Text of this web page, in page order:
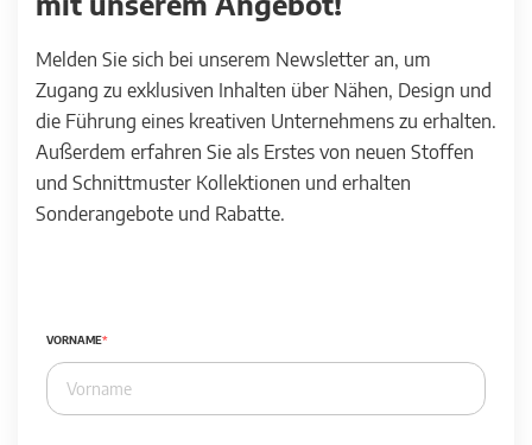
Melden Sie sich bei unserem Newsletter an, um
Zugang zu exklusiven Inhalten über Nähen, Design und
die Führung eines kreativen Unternehmens zu erhalten.
Außerdem erfahren Sie als Erstes von neuen Stoffen
und Schnittmuster Kollektionen und erhalten
Sonderangebote und Rabatte.
VORNAME